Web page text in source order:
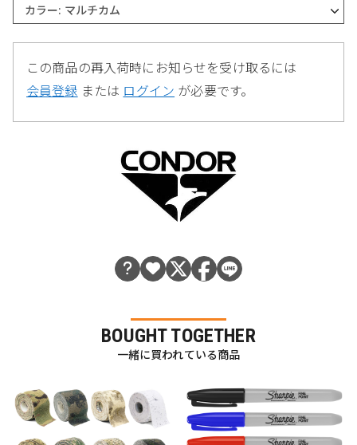
カラー: マルチカム
この商品の再入荷時にお知らせを受け取るには
会員登録 または ログイン が必要です。
BOUGHT TOGETHER
一緒に買われている商品